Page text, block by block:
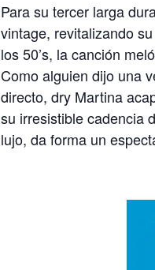
Para su tercer larga
vintage, revitalizando
los 50’s, la canción
Como alguien dijo una
directo, dry Martina
su irresistible cadencia
lujo, da forma un